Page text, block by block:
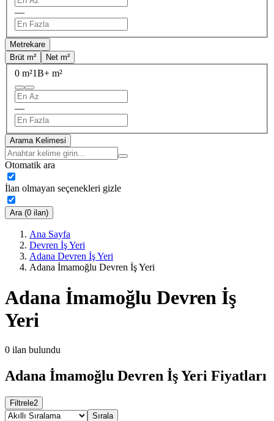
—
Metrekare
Brüt m²
Net m²
0 m²1B+ m²
—
Arama Kelimesi
Otomatik ara
İlan olmayan seçenekleri gizle
Ara (0 ilan)
Ana Sayfa
Devren İş Yeri
Adana Devren İş Yeri
Adana İmamoğlu Devren İş Yeri
Adana İmamoğlu Devren İş
Yeri
0 ilan bulundu
Adana İmamoğlu Devren İş Yeri Fiyatları
Filtrele2
Sırala